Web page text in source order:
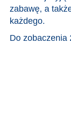
zabawę, a
każdego.
Do